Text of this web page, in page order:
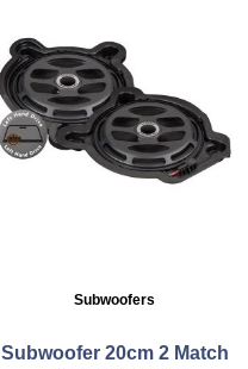
Subwoofers
Subwoofer 20cm 2 Match